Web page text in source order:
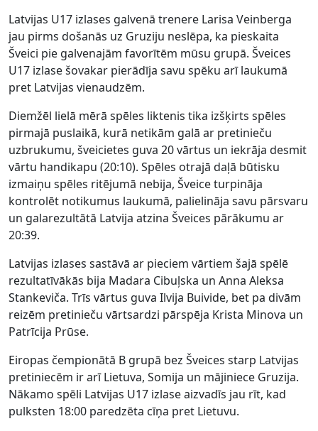
Latvijas U17 izlases galvenā trenere Larisa Veinberga
jau pirms došanās uz Gruziju neslēpa, ka pieskaita
Šveici pie galvenajām favorītēm mūsu grupā. Šveices
U17 izlase šovakar pierādīja savu spēku arī laukumā
pret Latvijas vienaudzēm.
Diemžēl lielā mērā spēles liktenis tika izšķirts spēles
pirmajā puslaikā, kurā netikām galā ar pretinieču
uzbrukumu, šveicietes guva 20 vārtus un iekrāja desmit
vārtu handikapu (20:10). Spēles otrajā daļā būtisku
izmaiņu spēles ritējumā nebija, Šveice turpināja
kontrolēt notikumus laukumā, palielināja savu pārsvaru
un galarezultātā Latvija atzina Šveices pārākumu ar
20:39.
Latvijas izlases sastāvā ar pieciem vārtiem šajā spēlē
rezultatīvākās bija Madara Cibuļska un Anna Aleksa
Stankeviča. Trīs vārtus guva Ilvija Buivide, bet pa divām
reizēm pretinieču vārtsardzi pārspēja Krista Minova un
Patrīcija Prūse.
Eiropas čempionātā B grupā bez Šveices starp Latvijas
pretiniecēm ir arī Lietuva, Somija un mājiniece Gruzija.
Nākamo spēli Latvijas U17 izlase aizvadīs jau rīt, kad
pulksten 18:00 paredzēta cīņa pret Lietuvu.